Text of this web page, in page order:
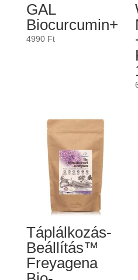
GAL
Biocurcumin+
4990 Ft
Táplálkozás-
Beállítás™
Freyagena